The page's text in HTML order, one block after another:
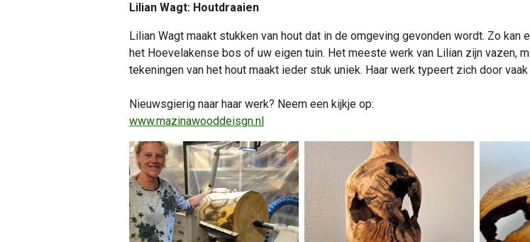
Lilian Wagt: Houtdraaien
Lilian Wagt maakt stukken van hout dat in de omgeving gevonden wordt. Zo
het Hoevelakense bos of uw eigen tuin. Het meeste werk van Lilian zijn vazen,
tekeningen van het hout maakt ieder stuk uniek. Haar werk typeert zich door
Nieuwsgierig naar haar werk? Neem een kijkje op:
www.mazinawooddeisgn.nl